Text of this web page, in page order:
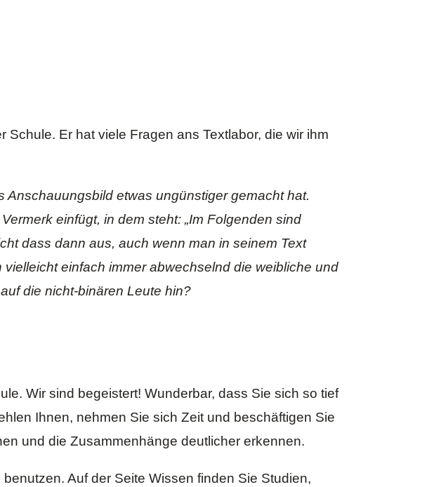
Er hat viele Fragen ans Textlabor, die wir ihm
etwas ungünstiger gemacht hat.
einfügt, in dem steht: „Im Folgenden sind
dass dann aus, auch wenn man in seinem Text
einfach immer abwechselnd die weibliche und
die nicht-binären Leute hin?
Wir sind begeistert! Wunderbar, dass Sie sich so tief
Ihnen, nehmen Sie sich Zeit und beschäftigen Sie
und die Zusammenhänge deutlicher erkennen.
benutzen. Auf der SeiteWissen finden Sie Studien,